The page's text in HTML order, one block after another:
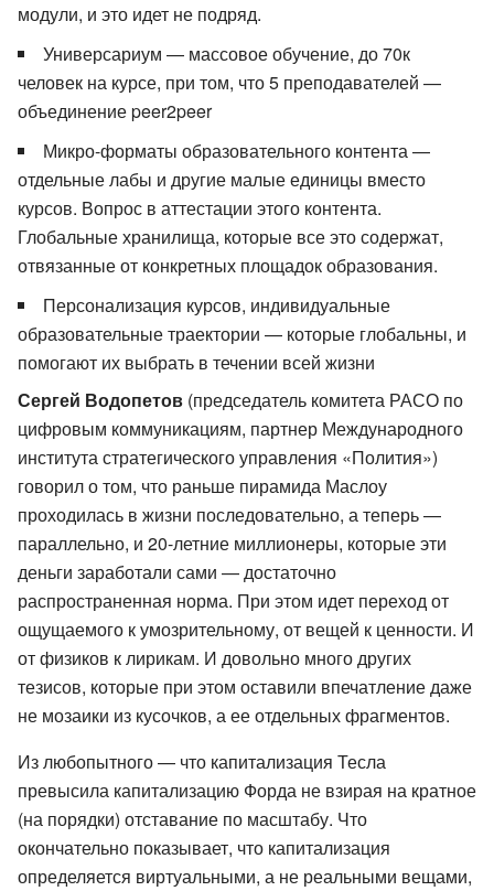
модули, и это идет не подряд.
Универсариум — массовое обучение, до 70к
человек на курсе, при том, что 5 преподавателей —
объединение peer2peer
Микро-форматы образовательного контента —
отдельные лабы и другие малые единицы вместо
курсов. Вопрос в аттестации этого контента.
Глобальные хранилища, которые все это содержат,
отвязанные от конкретных площадок образования.
Персонализация курсов, индивидуальные
образовательные траектории — которые глобальны, и
помогают их выбрать в течении всей жизни
Сергей Водопетов (председатель комитета РАСО по
цифровым коммуникациям, партнер Международного
института стратегического управления «Полития»)
говорил о том, что раньше пирамида Маслоу
проходилась в жизни последовательно, а теперь —
параллельно, и 20-летние миллионеры, которые эти
деньги заработали сами — достаточно
распространенная норма. При этом идет переход от
ощущаемого к умозрительному, от вещей к ценности. И
от физиков к лирикам. И довольно много других
тезисов, которые при этом оставили впечатление даже
не мозаики из кусочков, а ее отдельных фрагментов.
Из любопытного — что капитализация Тесла
превысила капитализацию Форда не взирая на кратное
(на порядки) отставание по масштабу. Что
окончательно показывает, что капитализация
определяется виртуальными, а не реальными вещами,